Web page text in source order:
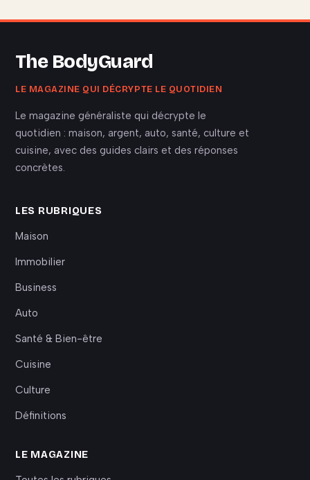
The BodyGuard
LE MAGAZINE QUI DÉCRYPTE LE QUOTIDIEN
Le magazine généraliste qui décrypte le
quotidien : maison, argent, auto, santé, culture et
cuisine, avec des guides clairs et des réponses
concrètes.
LES RUBRIQUES
Maison
Immobilier
Business
Auto
Santé & Bien-être
Cuisine
Culture
Définitions
LE MAGAZINE